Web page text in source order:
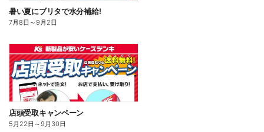
暑い夏にブリタで水分補給!
7月8日 ～9月2日
店頭受取キャンペーン
5月22日 ～9月30日